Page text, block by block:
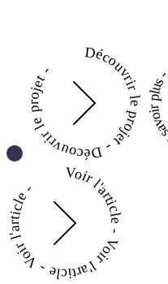
Découvrir le projet - Découvrir le projet -En
Voir l'article - Voir l'article - Voir l'article -